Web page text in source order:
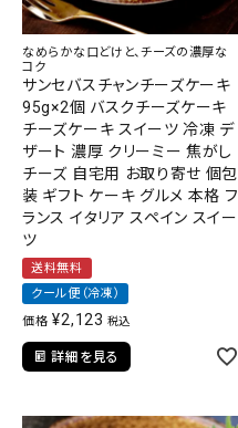
なめらかな口どけと、チーズの濃厚な
コク
サンセバスチャンチーズケーキ
95g×2個 バスクチーズケーキ
チーズケーキ スイーツ 冷凍 デ
ザート 濃厚 クリーミー 焦がし
チーズ 自宅用 お取り寄せ 個包
装 ギフト ケーキ グルメ 本格 フ
ランス イタリア スペイン スイー
ツ
送料無料
クール便（冷凍）
価格 ¥2,123 税込
詳細を見る